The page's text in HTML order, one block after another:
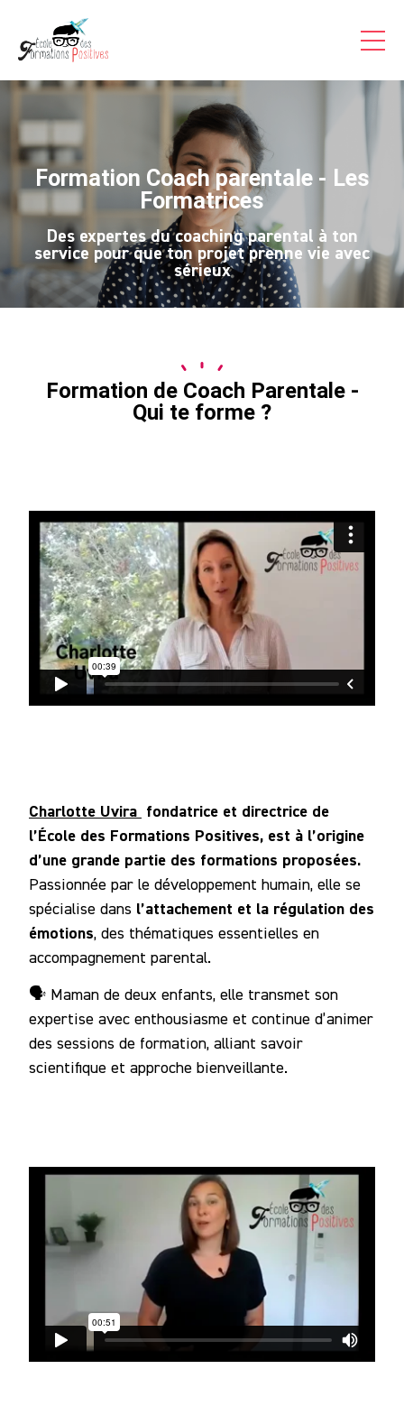
Formation Coach parentale - Les
Formatrices
Des expertes du coaching parental à ton
service pour que ton projet prenne vie avec
sérieux
Formation de Coach Parentale -
Qui te forme ?
Charlotte Uvira fondatrice et directrice de
l’École des Formations Positives, est à l’origine
d’une grande partie des formations proposées.
Passionnée par le développement humain, elle se
spécialise dans l’attachement et la régulation des
émotions, des thématiques essentielles en
accompagnement parental.
🗣️ Maman de deux enfants, elle transmet son
expertise avec enthousiasme et continue d’animer
des sessions de formation, alliant savoir
scientifique et approche bienveillante.
Consultations & Coaching
Articles
Témoignages Vidéo
Inscriptions
A Propos
Accès
Stagiaire